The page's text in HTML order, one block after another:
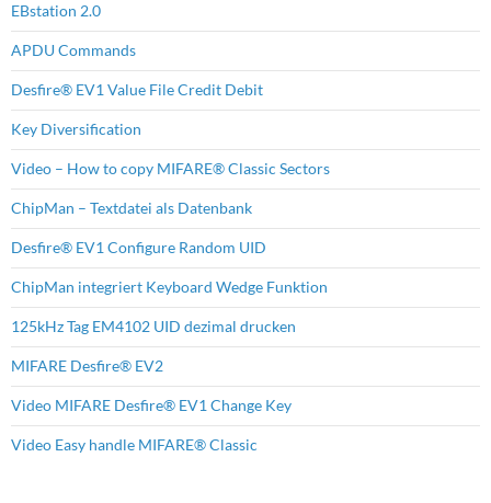
EBstation 2.0
APDU Commands
Desfire® EV1 Value File Credit Debit
Key Diversification
Video – How to copy MIFARE® Classic Sectors
ChipMan – Textdatei als Datenbank
Desfire® EV1 Configure Random UID
ChipMan integriert Keyboard Wedge Funktion
125kHz Tag EM4102 UID dezimal drucken
MIFARE Desfire® EV2
Video MIFARE Desfire® EV1 Change Key
Video Easy handle MIFARE® Classic